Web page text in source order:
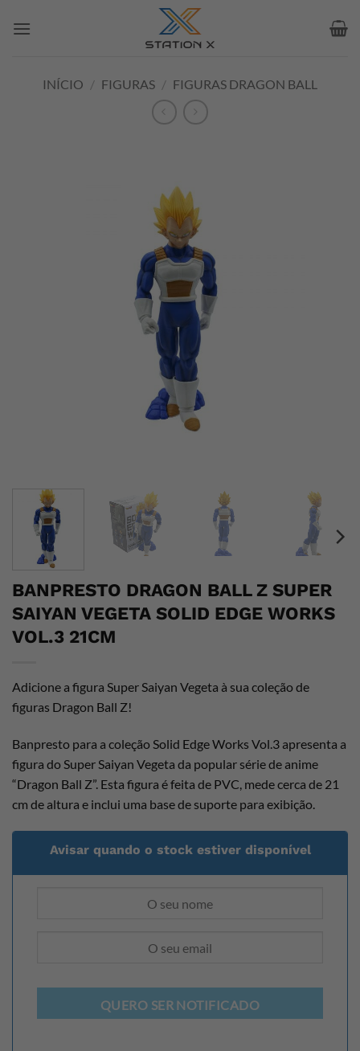
INÍCIO / FIGURAS / FIGURAS DRAGON BALL
BANPRESTO DRAGON BALL Z SUPER
SAIYAN VEGETA SOLID EDGE WORKS
VOL.3 21CM
Adicione a figura Super Saiyan Vegeta à sua coleção de
figuras Dragon Ball Z!
Banpresto para a coleção Solid Edge Works Vol.3 apresenta a
figura do Super Saiyan Vegeta da popular série de anime
“Dragon Ball Z”. Esta figura é feita de PVC, mede cerca de 21
cm de altura e inclui uma base de suporte para exibição.
Avisar quando o stock estiver disponível
QUERO SER NOTIFICADO